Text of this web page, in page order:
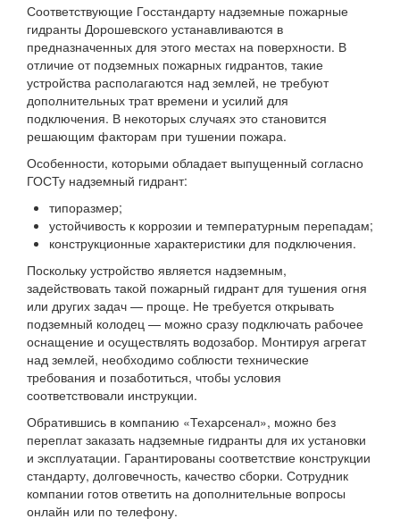
Соответствующие Госстандарту надземные пожарные
гидранты Дорошевского устанавливаются в
предназначенных для этого местах на поверхности. В
отличие от подземных пожарных гидрантов, такие
устройства располагаются над землей, не требуют
дополнительных трат времени и усилий для
подключения. В некоторых случаях это становится
решающим факторам при тушении пожара.
Особенности, которыми обладает выпущенный согласно
ГОСТу надземный гидрант:
типоразмер;
устойчивость к коррозии и температурным перепадам;
конструкционные характеристики для подключения.
Поскольку устройство является надземным,
задействовать такой пожарный гидрант для тушения огня
или других задач — проще. Не требуется открывать
подземный колодец — можно сразу подключать рабочее
оснащение и осуществлять водозабор. Монтируя агрегат
над землей, необходимо соблюсти технические
требования и позаботиться, чтобы условия
соответствовали инструкции.
Обратившись в компанию «Техарсенал», можно без
переплат заказать надземные гидранты для их установки
и эксплуатации. Гарантированы соответствие конструкции
стандарту, долговечность, качество сборки. Сотрудник
компании готов ответить на дополнительные вопросы
онлайн или по телефону.